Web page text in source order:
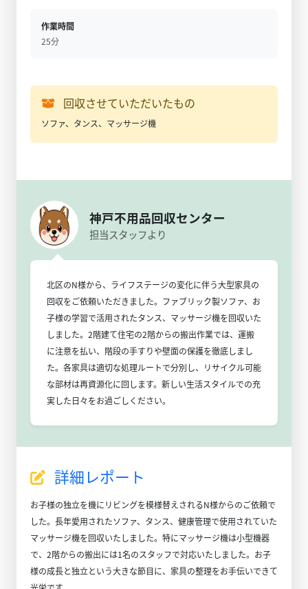
作業時間
25分
回収させていただいたもの
ソファ、タンス、マッサージ機
神戸不用品回収センター
担当スタッフより
北区のN様から、ライフステージの変化に伴う大型家具の
回収をご依頼いただきました。ファブリック製ソファ、お
子様の学習で活用されたタンス、マッサージ機を回収いた
しました。2階建て住宅の2階からの搬出作業では、運搬
に注意を払い、階段の手すりや壁面の保護を徹底しまし
た。各家具は適切な処理ルートで分別し、リサイクル可能
な部材は再資源化に回します。新しい生活スタイルでの充
実した日々をお過ごしください。
詳細レポート
お子様の独立を機にリビングを模様替えされるN様からのご依頼で
した。長年愛用されたソファ、タンス、健康管理で使用されていた
マッサージ機を回収いたしました。特にマッサージ機は小型機器
で、2階からの搬出には1名のスタッフで対応いたしました。お子
様の成長と独立という大きな節目に、家具の整理をお手伝いできて